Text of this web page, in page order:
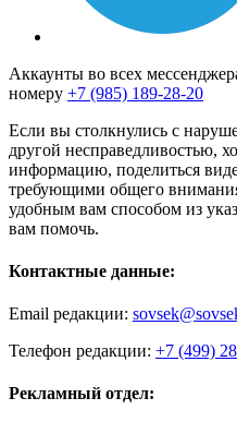
Аккаунты во всех
номеру +7 (985) 189-28-20
Если вы столкнулись с
другой несправедливостью,
информацию, поделиться
требующими общего
удобным вам способом из
вам помочь.
Контактные данные:
Email редакции:
Телефон редакции: +7 (499)
Рекламный отдел: